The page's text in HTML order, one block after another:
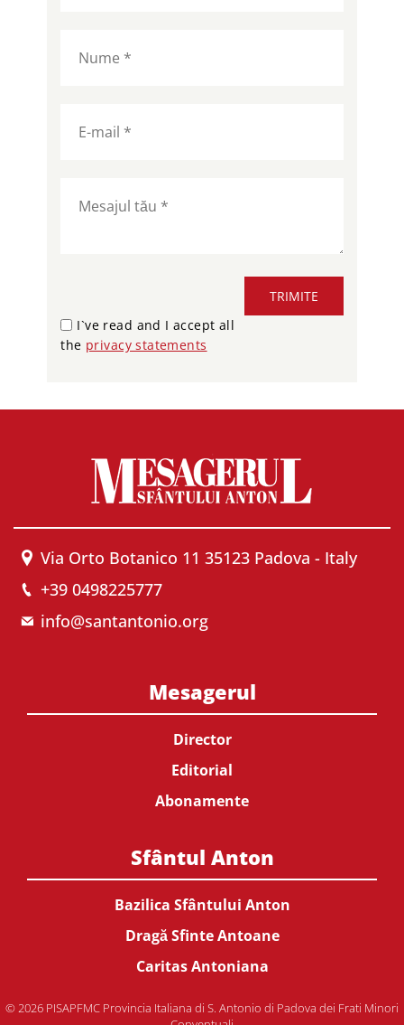
TRIMITE
I`ve read and I accept all
the privacy statements
Via Orto Botanico 11 35123 Padova - Italy
+39 0498225777
info@santantonio.org
Mesagerul
Director
Editorial
Abonamente
Sfântul Anton
Bazilica Sfântului Anton
Dragă Sfinte Antoane
Caritas Antoniana
© 2026 PISAPFMC Provincia Italiana di S. Antonio di Padova dei Frati Minori